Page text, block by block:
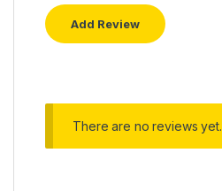
There are no reviews yet.